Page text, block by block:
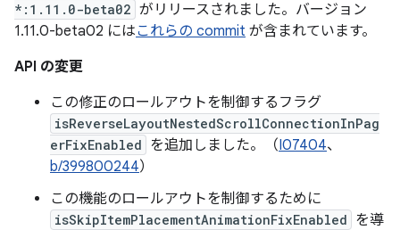
*:1.11.0-beta02 がリリースされました。バージョン
1.11.0-beta02 にはこれらの commit が含まれています。
API の変更
この修正のロールアウトを制御するフラグ
isReverseLayoutNestedScrollConnectionInPag
erFixEnabled を追加しました。（I07404、
b/399800244）
この機能のロールアウトを制御するために
isSkipItemPlacementAnimationFixEnabled を導